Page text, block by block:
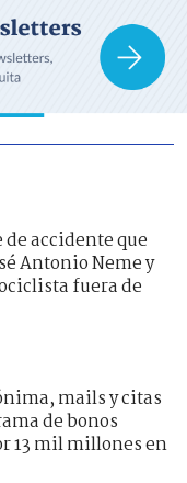
de accidente que
Antonio Neme y
fuera de
mails y citas
de bonos
13 mil millones en